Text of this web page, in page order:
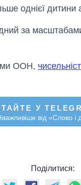
однієї дитини
за
ООН,
У
від «Слово і
Поділитися: